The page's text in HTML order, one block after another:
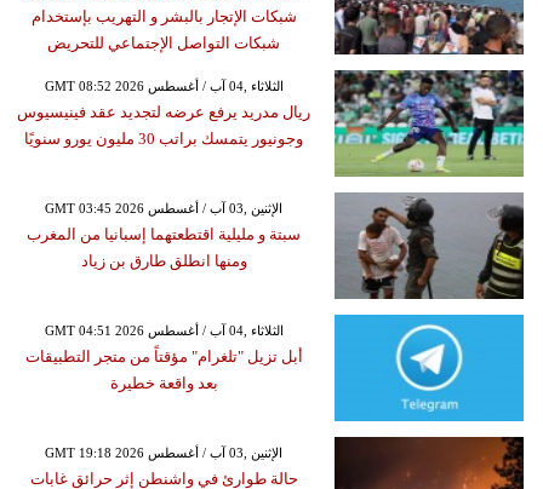
شبكات الإتجار بالبشر و التهريب بإستخدام
شبكات التواصل الإجتماعي للتحريض
GMT 08:52 2026 الثلاثاء ,04 آب / أغسطس
ريال مدريد يرفع عرضه لتجديد عقد فينيسيوس
وجونيور يتمسك براتب 30 مليون يورو سنويًا
GMT 03:45 2026 الإثنين ,03 آب / أغسطس
سبتة و مليلية اقتطعتهما إسبانيا من المغرب
ومنها انطلق طارق بن زياد
GMT 04:51 2026 الثلاثاء ,04 آب / أغسطس
أبل تزيل "تلغرام" مؤقتاً من متجر التطبيقات
بعد واقعة خطيرة
GMT 19:18 2026 الإثنين ,03 آب / أغسطس
حالة طوارئ في واشنطن إثر حرائق غابات